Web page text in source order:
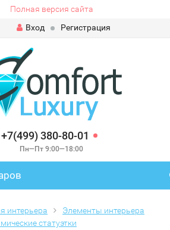
Полная версия сайта
Вход
Регистрация
+7(499) 380-80-01
Пн—Пт 9:00—18:00
интерьера
Элементы интерьера
статуэтки